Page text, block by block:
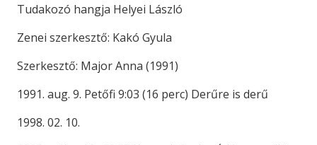
Tudakozó hangja Helyei László
Zenei szerkesztő: Kakó Gyula
Szerkesztő: Major Anna (1991)
1991. aug. 9. Petőfi 9:03 (16 perc) Derűre is derű
1998. 02. 10.